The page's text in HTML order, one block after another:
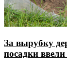
За вырубку
посадки